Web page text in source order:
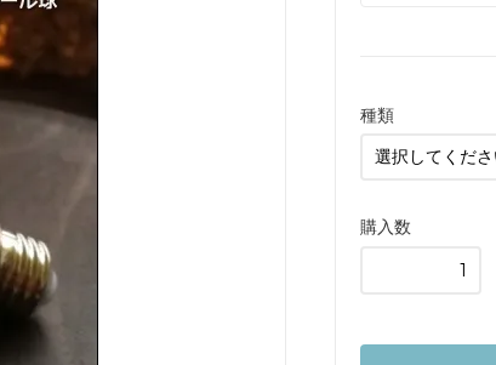
種類
購入数